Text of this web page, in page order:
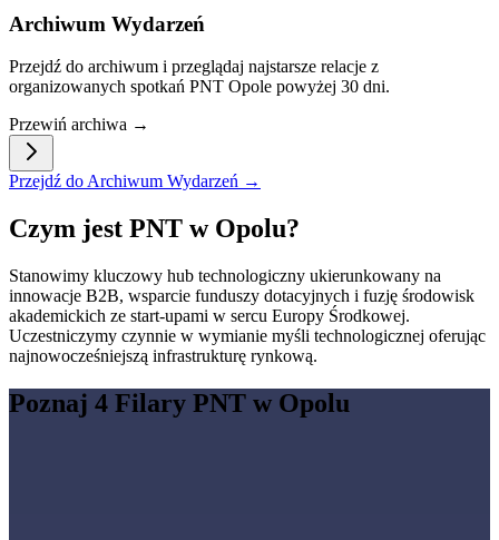
Archiwum Wydarzeń
Przejdź do archiwum i przeglądaj najstarsze relacje z
organizowanych spotkań PNT Opole powyżej 30 dni.
Przewiń archiwa →
Przejdź do Archiwum Wydarzeń →
Czym jest PNT w Opolu?
Stanowimy kluczowy hub technologiczny ukierunkowany na
innowacje B2B, wsparcie funduszy dotacyjnych i fuzję środowisk
akademickich ze start-upami w sercu Europy Środkowej.
Uczestniczymy czynnie w wymianie myśli technologicznej oferując
najnowocześniejszą infrastrukturę rynkową.
Poznaj 4 Filary PNT w Opolu